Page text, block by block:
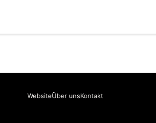
WebsiteÜber unsKontakt